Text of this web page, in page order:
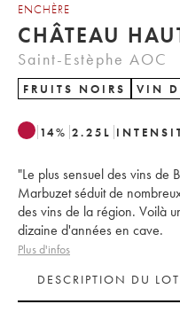
ENCHÈRE
Saint-Estèphe AOC
FRUITS NOIRS VIN
14% 2.25 L
"Le plus sensuel des vins de
Marbuzet séduit de
des vins de la région. Voilà
dizaine d'années en cave.
Plus d'infos
DESCRIPTION DU LOT